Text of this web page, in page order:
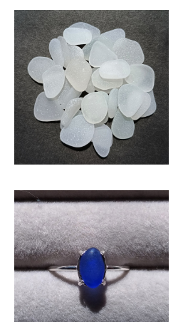
SS-505(1.5～2cm・白色系)ク
ラフト用シーグラス素材
¥600
シーグラス SV925リング （コバ
ルトブルー系）SR-8
¥2,600